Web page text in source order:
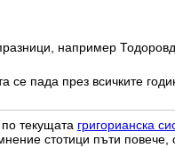
например
се пада през всичките
текущата григорианска
стотици пъти повече,